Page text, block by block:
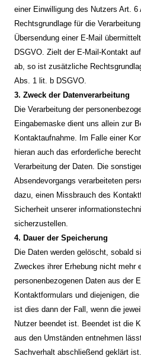
einer Einwilligung des Nutzers Art. 6
Rechtsgrundlage für die
Übersendung einer E-Mail
DSGVO. Zielt der E-Mail-Kontakt
ab, so ist zusätzliche
Abs. 1 lit. b DSGVO.
3. Zweck der Datenverarbeitung
Die Verarbeitung der
Eingabemaske dient uns allein zur
Kontaktaufnahme. Im Falle einer
hieran auch das erforderliche
Verarbeitung der Daten. Die
Absendevorgangs verarbeiteten
dazu, einen Missbrauch des
Sicherheit unserer
sicherzustellen.
4. Dauer der Speicherung
Die Daten werden gelöscht, sobald
Zweckes ihrer Erhebung nicht mehr
personenbezogenen Daten aus der
Kontaktformulars und diejenigen,
ist dies dann der Fall, wenn die
Nutzer beendet ist. Beendet ist die
aus den Umständen entnehmen
Sachverhalt abschließend geklärt